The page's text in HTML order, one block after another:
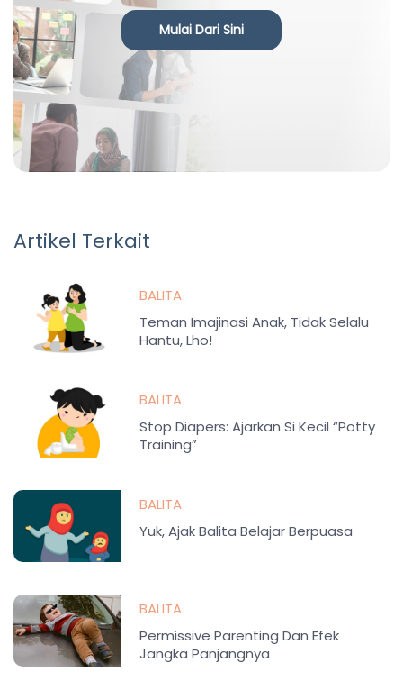
Mulai Dari Sini
Artikel Terkait
BALITA
Teman Imajinasi Anak, Tidak Selalu
Hantu, Lho!
BALITA
Stop Diapers: Ajarkan Si Kecil “Potty
Training”
BALITA
Yuk, Ajak Balita Belajar Berpuasa
BALITA
Permissive Parenting Dan Efek
Jangka Panjangnya